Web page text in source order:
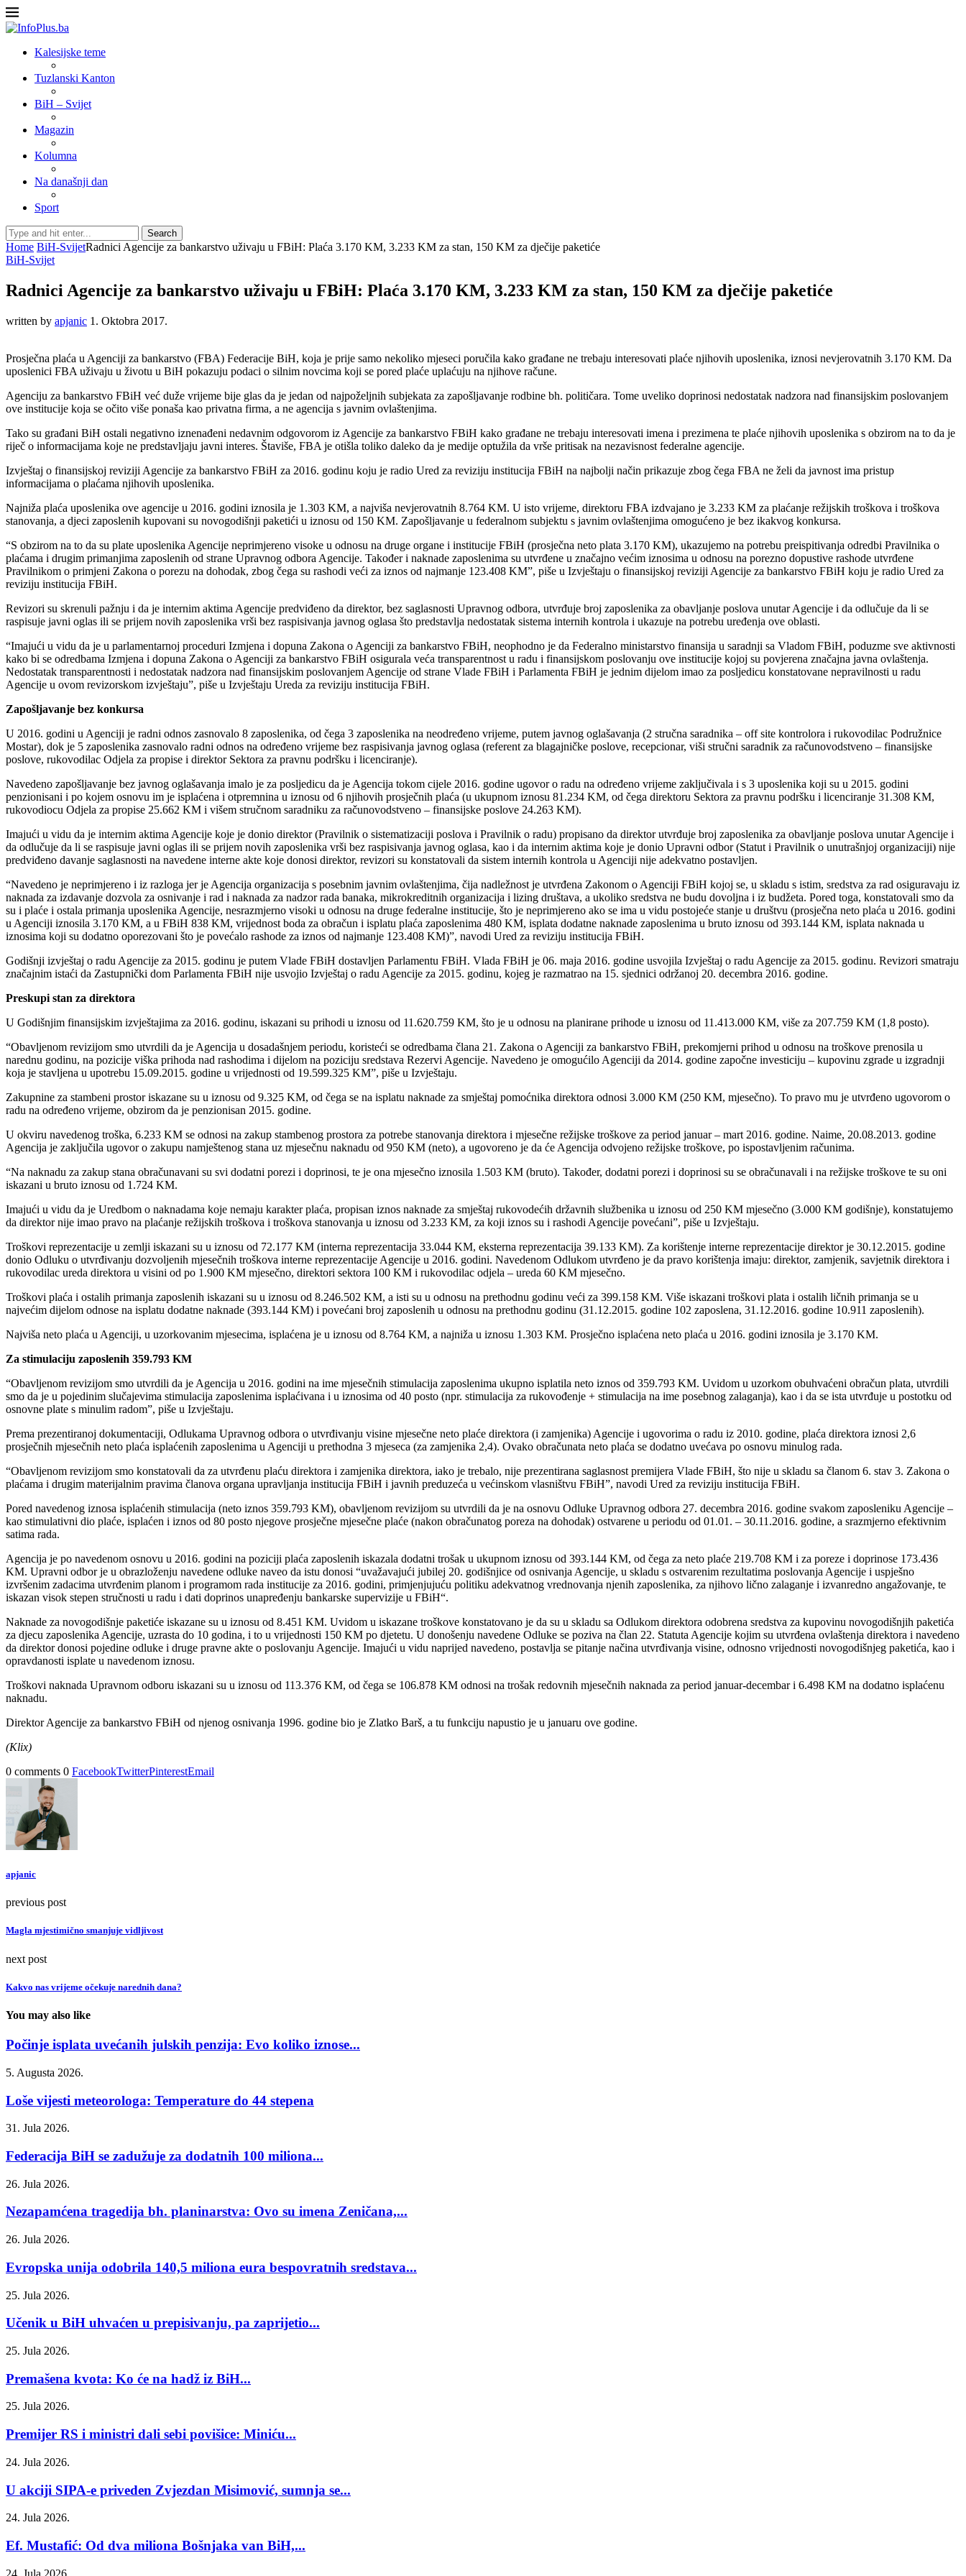
Kalesijske teme
Tuzlanski Kanton
BiH – Svijet
Magazin
Kolumna
Na današnji dan
Sport
Search
Home BiH-SvijetRadnici Agencije za bankarstvo uživaju u FBiH: Plaća 3.170 KM, 3.233 KM za stan, 150 KM za dječije paketiće
BiH-Svijet
Radnici Agencije za bankarstvo uživaju u FBiH: Plaća 3.170 KM, 3.233 KM za stan, 150 KM za dječije paketiće
written by apjanic 1. Oktobra 2017.
Prosječna plaća u Agenciji za bankarstvo (FBA) Federacije BiH, koja je prije samo nekoliko mjeseci poručila kako građane ne trebaju interesovati plaće njihovih uposlenika, iznosi nevjerovatnih 3.170 KM. Da
uposlenici FBA uživaju u životu u BiH pokazuju podaci o silnim novcima koji se pored plaće uplaćuju na njihove račune.
Agenciju za bankarstvo FBiH već duže vrijeme bije glas da je jedan od najpoželjnih subjekata za zapošljavanje rodbine bh. političara. Tome uveliko doprinosi nedostatak nadzora nad finansijskim poslovanjem
ove institucije koja se očito više ponaša kao privatna firma, a ne agencija s javnim ovlaštenjima.
Tako su građani BiH ostali negativno iznenađeni nedavnim odgovorom iz Agencije za bankarstvo FBiH kako građane ne trebaju interesovati imena i prezimena te plaće njihovih uposlenika s obzirom na to da je
riječ o informacijama koje ne predstavljaju javni interes. Štaviše, FBA je otišla toliko daleko da je medije optužila da vrše pritisak na nezavisnost federalne agencije.
Izvještaj o finansijskoj reviziji Agencije za bankarstvo FBiH za 2016. godinu koju je radio Ured za reviziju institucija FBiH na najbolji način prikazuje zbog čega FBA ne želi da javnost ima pristup
informacijama o plaćama njihovih uposlenika.
Najniža plaća uposlenika ove agencije u 2016. godini iznosila je 1.303 KM, a najviša nevjerovatnih 8.764 KM. U isto vrijeme, direktoru FBA izdvajano je 3.233 KM za plaćanje režijskih troškova i troškova
stanovanja, a djeci zaposlenih kupovani su novogodišnji paketići u iznosu od 150 KM. Zapošljavanje u federalnom subjektu s javnim ovlaštenjima omogućeno je bez ikakvog konkursa.
“S obzirom na to da su plate uposlenika Agencije neprimjereno visoke u odnosu na druge organe i institucije FBiH (prosječna neto plata 3.170 KM), ukazujemo na potrebu preispitivanja odredbi Pravilnika o
plaćama i drugim primanjima zaposlenih od strane Upravnog odbora Agencije. Također i naknade zaposlenima su utvrđene u značajno većim iznosima u odnosu na porezno dopustive rashode utvrđene
Pravilnikom o primjeni Zakona o porezu na dohodak, zbog čega su rashodi veći za iznos od najmanje 123.408 KM”, piše u Izvještaju o finansijskoj reviziji Agencije za bankarstvo FBiH koju je radio Ured za
reviziju institucija FBiH.
Revizori su skrenuli pažnju i da je internim aktima Agencije predviđeno da direktor, bez saglasnosti Upravnog odbora, utvrđuje broj zaposlenika za obavljanje poslova unutar Agencije i da odlučuje da li se
raspisuje javni oglas ili se prijem novih zaposlenika vrši bez raspisivanja javnog oglasa što predstavlja nedostatak sistema internih kontrola i ukazuje na potrebu uređenja ove oblasti.
“Imajući u vidu da je u parlamentarnoj proceduri Izmjena i dopuna Zakona o Agenciji za bankarstvo FBiH, neophodno je da Federalno ministarstvo finansija u saradnji sa Vladom FBiH, poduzme sve aktivnosti
kako bi se odredbama Izmjena i dopuna Zakona o Agenciji za bankarstvo FBiH osigurala veća transparentnost u radu i finansijskom poslovanju ove institucije kojoj su povjerena značajna javna ovlaštenja.
Nedostatak transparentnosti i nedostatak nadzora nad finansijskim poslovanjem Agencije od strane Vlade FBiH i Parlamenta FBiH je jednim dijelom imao za posljedicu konstatovane nepravilnosti u radu
Agencije u ovom revizorskom izvještaju”, piše u Izvještaju Ureda za reviziju institucija FBiH.
Zapošljavanje bez konkursa
U 2016. godini u Agenciji je radni odnos zasnovalo 8 zaposlenika, od čega 3 zaposlenika na neodređeno vrijeme, putem javnog oglašavanja (2 stručna saradnika – off site kontrolora i rukovodilac Podružnice
Mostar), dok je 5 zaposlenika zasnovalo radni odnos na određeno vrijeme bez raspisivanja javnog oglasa (referent za blagajničke poslove, recepcionar, viši stručni saradnik za računovodstveno – finansijske
poslove, rukovodilac Odjela za propise i direktor Sektora za pravnu podršku i licenciranje).
Navedeno zapošljavanje bez javnog oglašavanja imalo je za posljedicu da je Agencija tokom cijele 2016. godine ugovor o radu na određeno vrijeme zaključivala i s 3 uposlenika koji su u 2015. godini
penzionisani i po kojem osnovu im je isplaćena i otpremnina u iznosu od 6 njihovih prosječnih plaća (u ukupnom iznosu 81.234 KM, od čega direktoru Sektora za pravnu podršku i licenciranje 31.308 KM,
rukovodiocu Odjela za propise 25.662 KM i višem stručnom saradniku za računovodstveno – finansijske poslove 24.263 KM).
Imajući u vidu da je internim aktima Agencije koje je donio direktor (Pravilnik o sistematizaciji poslova i Pravilnik o radu) propisano da direktor utvrđuje broj zaposlenika za obavljanje poslova unutar Agencije i
da odlučuje da li se raspisuje javni oglas ili se prijem novih zaposlenika vrši bez raspisivanja javnog oglasa, kao i da internim aktima koje je donio Upravni odbor (Statut i Pravilnik o unutrašnjoj organizaciji) nije
predviđeno davanje saglasnosti na navedene interne akte koje donosi direktor, revizori su konstatovali da sistem internih kontrola u Agenciji nije adekvatno postavljen.
“Navedeno je neprimjereno i iz razloga jer je Agencija organizacija s posebnim javnim ovlaštenjima, čija nadležnost je utvrđena Zakonom o Agenciji FBiH kojoj se, u skladu s istim, sredstva za rad osiguravaju iz
naknada za izdavanje dozvola za osnivanje i rad i naknada za nadzor rada banaka, mikrokreditnih organizacija i lizing društava, a ukoliko sredstva ne budu dovoljna i iz budžeta. Pored toga, konstatovali smo da
su i plaće i ostala primanja uposlenika Agencije, nesrazmjerno visoki u odnosu na druge federalne institucije, što je neprimjereno ako se ima u vidu postojeće stanje u društvu (prosječna neto plaća u 2016. godini
u Agenciji iznosila 3.170 KM, a u FBiH 838 KM, vrijednost boda za obračun i isplatu plaća zaposlenima 480 KM, isplata dodatne naknade zaposlenima u bruto iznosu od 393.144 KM, isplata naknada u
iznosima koji su dodatno oporezovani što je povećalo rashode za iznos od najmanje 123.408 KM)”, navodi Ured za reviziju institucija FBiH.
Godišnji izvještaj o radu Agencije za 2015. godinu je putem Vlade FBiH dostavljen Parlamentu FBiH. Vlada FBiH je 06. maja 2016. godine usvojila Izvještaj o radu Agencije za 2015. godinu. Revizori smatraju
značajnim istaći da Zastupnički dom Parlamenta FBiH nije usvojio Izvještaj o radu Agencije za 2015. godinu, kojeg je razmatrao na 15. sjednici održanoj 20. decembra 2016. godine.
Preskupi stan za direktora
U Godišnjim finansijskim izvještajima za 2016. godinu, iskazani su prihodi u iznosu od 11.620.759 KM, što je u odnosu na planirane prihode u iznosu od 11.413.000 KM, više za 207.759 KM (1,8 posto).
“Obavljenom revizijom smo utvrdili da je Agencija u dosadašnjem periodu, koristeći se odredbama člana 21. Zakona o Agenciji za bankarstvo FBiH, prekomjerni prihod u odnosu na troškove prenosila u
narednu godinu, na pozicije viška prihoda nad rashodima i dijelom na poziciju sredstava Rezervi Agencije. Navedeno je omogućilo Agenciji da 2014. godine započne investiciju – kupovinu zgrade u izgradnji
koja je stavljena u upotrebu 15.09.2015. godine u vrijednosti od 19.599.325 KM”, piše u Izvještaju.
Zakupnine za stambeni prostor iskazane su u iznosu od 9.325 KM, od čega se na isplatu naknade za smještaj pomoćnika direktora odnosi 3.000 KM (250 KM, mjesečno). To pravo mu je utvrđeno ugovorom o
radu na određeno vrijeme, obzirom da je penzionisan 2015. godine.
U okviru navedenog troška, 6.233 KM se odnosi na zakup stambenog prostora za potrebe stanovanja direktora i mjesečne režijske troškove za period januar – mart 2016. godine. Naime, 20.08.2013. godine
Agencija je zaključila ugovor o zakupu namještenog stana uz mjesečnu naknadu od 950 KM (neto), a ugovoreno je da će Agencija odvojeno režijske troškove, po ispostavljenim računima.
“Na naknadu za zakup stana obračunavani su svi dodatni porezi i doprinosi, te je ona mjesečno iznosila 1.503 KM (bruto). Također, dodatni porezi i doprinosi su se obračunavali i na režijske troškove te su oni
iskazani u bruto iznosu od 1.724 KM.
Imajući u vidu da je Uredbom o naknadama koje nemaju karakter plaća, propisan iznos naknade za smještaj rukovodećih državnih službenika u iznosu od 250 KM mjesečno (3.000 KM godišnje), konstatujemo
da direktor nije imao pravo na plaćanje režijskih troškova i troškova stanovanja u iznosu od 3.233 KM, za koji iznos su i rashodi Agencije povećani”, piše u Izvještaju.
Troškovi reprezentacije u zemlji iskazani su u iznosu od 72.177 KM (interna reprezentacija 33.044 KM, eksterna reprezentacija 39.133 KM). Za korištenje interne reprezentacije direktor je 30.12.2015. godine
donio Odluku o utvrđivanju dozvoljenih mjesečnih troškova interne reprezentacije Agencije u 2016. godini. Navedenom Odlukom utvrđeno je da pravo korištenja imaju: direktor, zamjenik, savjetnik direktora i
rukovodilac ureda direktora u visini od po 1.900 KM mjesečno, direktori sektora 100 KM i rukovodilac odjela – ureda 60 KM mjesečno.
Troškovi plaća i ostalih primanja zaposlenih iskazani su u iznosu od 8.246.502 KM, a isti su u odnosu na prethodnu godinu veći za 399.158 KM. Više iskazani troškovi plata i ostalih ličnih primanja se u
najvećim dijelom odnose na isplatu dodatne naknade (393.144 KM) i povećani broj zaposlenih u odnosu na prethodnu godinu (31.12.2015. godine 102 zaposlena, 31.12.2016. godine 10.911 zaposlenih).
Najviša neto plaća u Agenciji, u uzorkovanim mjesecima, isplaćena je u iznosu od 8.764 KM, a najniža u iznosu 1.303 KM. Prosječno isplaćena neto plaća u 2016. godini iznosila je 3.170 KM.
Za stimulaciju zaposlenih 359.793 KM
“Obavljenom revizijom smo utvrdili da je Agencija u 2016. godini na ime mjesečnih stimulacija zaposlenima ukupno isplatila neto iznos od 359.793 KM. Uvidom u uzorkom obuhvaćeni obračun plata, utvrdili
smo da je u pojedinim slučajevima stimulacija zaposlenima isplaćivana i u iznosima od 40 posto (npr. stimulacija za rukovođenje + stimulacija na ime posebnog zalaganja), kao i da se ista utvrđuje u postotku od
osnovne plate s minulim radom”, piše u Izvještaju.
Prema prezentiranoj dokumentaciji, Odlukama Upravnog odbora o utvrđivanju visine mjesečne neto plaće direktora (i zamjenika) Agencije i ugovorima o radu iz 2010. godine, plaća direktora iznosi 2,6
prosječnih mjesečnih neto plaća isplaćenih zaposlenima u Agenciji u prethodna 3 mjeseca (za zamjenika 2,4). Ovako obračunata neto plaća se dodatno uvećava po osnovu minulog rada.
“Obavljenom revizijom smo konstatovali da za utvrđenu plaću direktora i zamjenika direktora, iako je trebalo, nije prezentirana saglasnost premijera Vlade FBiH, što nije u skladu sa članom 6. stav 3. Zakona o
plaćama i drugim materijalnim pravima članova organa upravljanja institucija FBiH i javnih preduzeća u većinskom vlasništvu FBiH”, navodi Ured za reviziju institucija FBiH.
Pored navedenog iznosa isplaćenih stimulacija (neto iznos 359.793 KM), obavljenom revizijom su utvrdili da je na osnovu Odluke Upravnog odbora 27. decembra 2016. godine svakom zaposleniku Agencije –
kao stimulativni dio plaće, isplaćen i iznos od 80 posto njegove prosječne mjesečne plaće (nakon obračunatog poreza na dohodak) ostvarene u periodu od 01.01. – 30.11.2016. godine, a srazmjerno efektivnim
satima rada.
Agencija je po navedenom osnovu u 2016. godini na poziciji plaća zaposlenih iskazala dodatni trošak u ukupnom iznosu od 393.144 KM, od čega za neto plaće 219.708 KM i za poreze i doprinose 173.436
KM. Upravni odbor je u obrazloženju navedene odluke naveo da istu donosi “uvažavajući jubilej 20. godišnjice od osnivanja Agencije, u skladu s ostvarenim rezultatima poslovanja Agencije i uspješno
izvršenim zadacima utvrđenim planom i programom rada institucije za 2016. godini, primjenjujuću politiku adekvatnog vrednovanja njenih zaposlenika, za njihovo lično zalaganje i izvanredno angažovanje, te
iskazan visok stepen stručnosti u radu i dati doprinos unapređenju bankarske supervizije u FBiH“.
Naknade za novogodišnje paketiće iskazane su u iznosu od 8.451 KM. Uvidom u iskazane troškove konstatovano je da su u skladu sa Odlukom direktora odobrena sredstva za kupovinu novogodišnjih paketića
za djecu zaposlenika Agencije, uzrasta do 10 godina, i to u vrijednosti 150 KM po djetetu. U donošenju navedene Odluke se poziva na član 22. Statuta Agencije kojim su utvrđena ovlaštenja direktora i navedeno
da direktor donosi pojedine odluke i druge pravne akte o poslovanju Agencije. Imajući u vidu naprijed navedeno, postavlja se pitanje načina utvrđivanja visine, odnosno vrijednosti novogodišnjeg paketića, kao i
opravdanosti isplate u navedenom iznosu.
Troškovi naknada Upravnom odboru iskazani su u iznosu od 113.376 KM, od čega se 106.878 KM odnosi na trošak redovnih mjesečnih naknada za period januar-decembar i 6.498 KM na dodatno isplaćenu
naknadu.
Direktor Agencije za bankarstvo FBiH od njenog osnivanja 1996. godine bio je Zlatko Barš, a tu funkciju napustio je u januaru ove godine.
(Klix)
0 comments 0 FacebookTwitterPinterestEmail
apjanic
previous post
Magla mjestimično smanjuje vidljivost
next post
Kakvo nas vrijeme očekuje narednih dana?
You may also like
Počinje isplata uvećanih julskih penzija: Evo koliko iznose...
5. Augusta 2026.
Loše vijesti meteorologa: Temperature do 44 stepena
31. Jula 2026.
Federacija BiH se zadužuje za dodatnih 100 miliona...
26. Jula 2026.
Nezapamćena tragedija bh. planinarstva: Ovo su imena Zeničana,...
26. Jula 2026.
Evropska unija odobrila 140,5 miliona eura bespovratnih sredstava...
25. Jula 2026.
Učenik u BiH uhvaćen u prepisivanju, pa zaprijetio...
25. Jula 2026.
Premašena kvota: Ko će na hadž iz BiH...
25. Jula 2026.
Premijer RS i ministri dali sebi povišice: Miniću...
24. Jula 2026.
U akciji SIPA-e priveden Zvjezdan Misimović, sumnja se...
24. Jula 2026.
Ef. Mustafić: Od dva miliona Bošnjaka van BiH,...
24. Jula 2026.